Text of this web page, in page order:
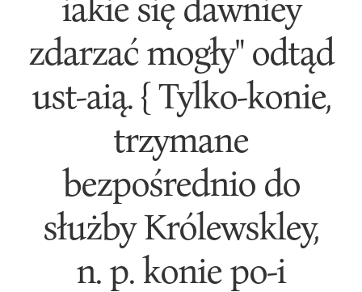
zdarzać mogły" odtąd
ust-aią. { Tylko-konie,
trzymane
bezpośrednio do
służby Królewskley,
n. p. konie po-i